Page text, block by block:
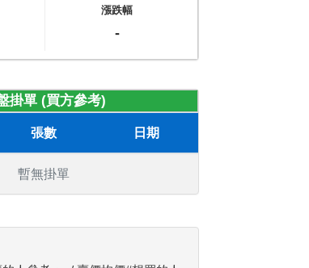
漲跌幅
-
掛單 (買方參考)
張數 日期
暫無掛單